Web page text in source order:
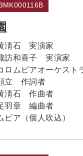
淸石 実演家
訪和喜子 実演家
ロムビアオーケス
立 作詞者
淸石 作曲者
羽章 編曲者
ビア（個人吹込）